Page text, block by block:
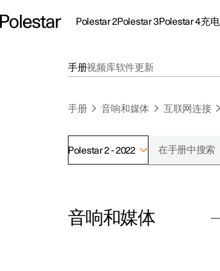
Polestar 2Polestar 3Polestar 4充电
探索Polestar 3
手册视频库软件更新
手册 音响和媒体 互联网连接
Polestar 2 - 2022
音响和媒体